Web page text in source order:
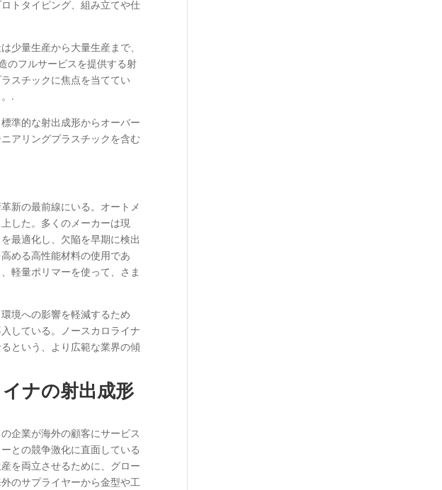
トタイピング、組み立てや仕
少量生産から大量生産まで、
のフルサービスを提供する射
スチックに焦点を当ててい
.
準的な射出成形からオーバー
アリングプラスチックを含む
新の最前線にいる。オートメ
した。多くのメーカーは現
最適化し、欠陥を早期に検出
める高性能材料の使用であ
軽量ポリマーを使って、さま
境への影響を軽減するため
している。ノースカロライナ
という、より広範な業界の傾
ナの射出成形
企業が海外の顧客にサービス
との競争激化に直面している
を両立させるために、グロー
のサプライヤーから金型や工